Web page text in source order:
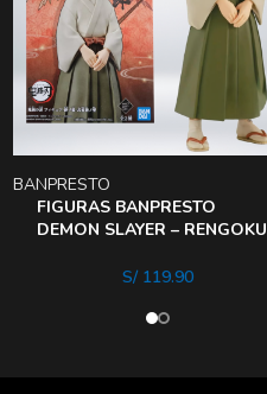
FIGURAS BANPRESTO
DEMON SLAYER – RENGOKU
BANPRESTO
S/119.90